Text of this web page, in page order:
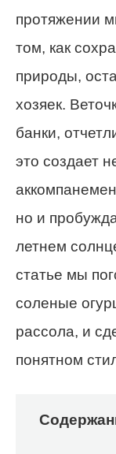
протяжении
том, как
природы,
хозяек.
банки,
это создает
но и
летнем
статье мы
соленые
рассола, и
понятном